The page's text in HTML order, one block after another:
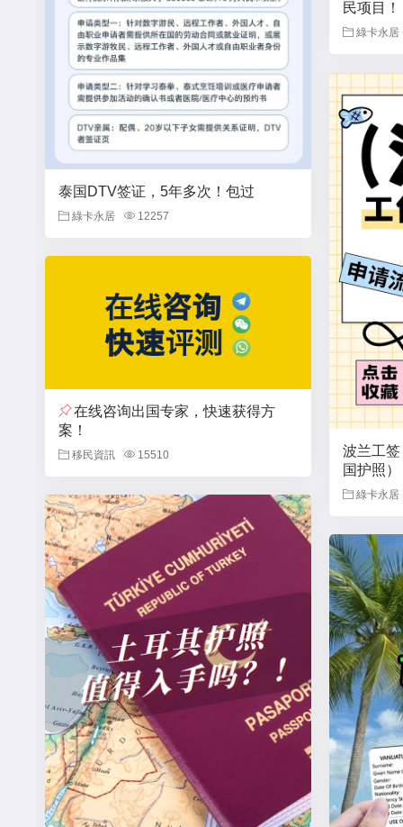
民项目！
綠卡永居
泰国DTV签证，5年多次！包过
綠卡永居 12257
波兰工
国护照）
綠卡永居
在线咨询出国专家，快速获得方
案！
移民資訊 15510